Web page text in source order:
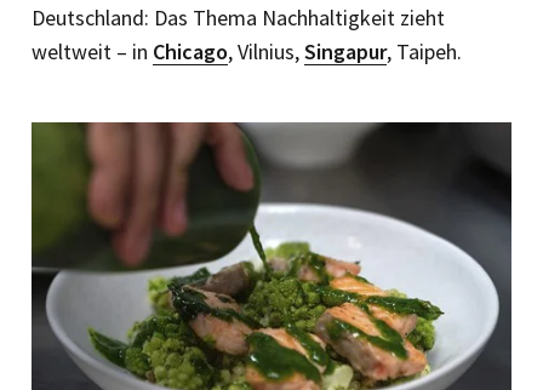
Deutschland: Das Thema Nachhaltigkeit zieht
weltweit – in Chicago, ­Vilnius,Singapur, Taipeh.